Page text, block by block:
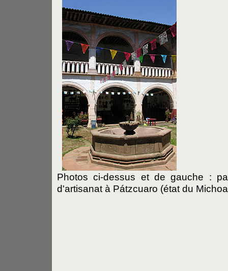
Photos ci-dessus et de gauche :
d'artisanat à Pátzcuaro (état du